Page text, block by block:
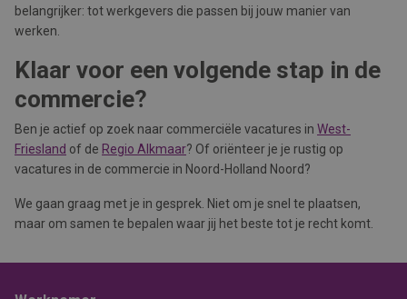
belangrijker: tot werkgevers die passen bij jouw manier van
werken.
Klaar voor een volgende stap in de
commercie?
Ben je actief op zoek naar commerciële vacatures in West-
Friesland of de Regio Alkmaar? Of oriënteer je je rustig op
vacatures in de commercie in Noord-Holland Noord?
We gaan graag met je in gesprek. Niet om je snel te plaatsen,
maar om samen te bepalen waar jij het beste tot je recht komt.